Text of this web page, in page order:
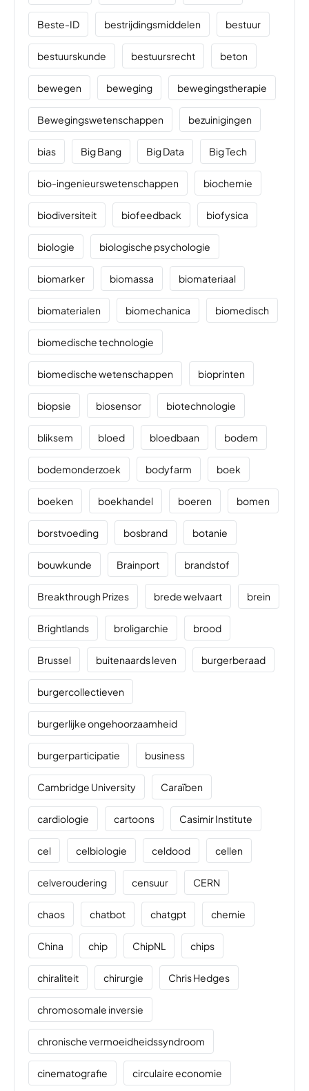
Beste-ID bestrijdingsmiddelen bestuur
bestuurskunde bestuursrecht beton
bewegen beweging bewegingstherapie
Bewegingswetenschappen bezuinigingen
bias Big Bang Big Data Big Tech
bio-ingenieurswetenschappen biochemie
biodiversiteit biofeedback biofysica
biologie biologische psychologie
biomarker biomassa biomateriaal
biomaterialen biomechanica biomedisch
biomedische technologie
biomedische wetenschappen bioprinten
biopsie biosensor biotechnologie
bliksem bloed bloedbaan bodem
bodemonderzoek bodyfarm boek
boeken boekhandel boeren bomen
borstvoeding bosbrand botanie
bouwkunde Brainport brandstof
Breakthrough Prizes brede welvaart brein
Brightlands broligarchie brood
Brussel buitenaards leven burgerberaad
burgercollectieven
burgerlijke ongehoorzaamheid
burgerparticipatie business
Cambridge University Caraïben
cardiologie cartoons Casimir Institute
cel celbiologie celdood cellen
celveroudering censuur CERN
chaos chatbot chatgpt chemie
China chip ChipNL chips
chiraliteit chirurgie Chris Hedges
chromosomale inversie
chronische vermoeidheidssyndroom
cinematografie circulaire economie